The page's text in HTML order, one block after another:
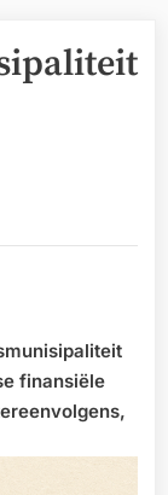
finansiële